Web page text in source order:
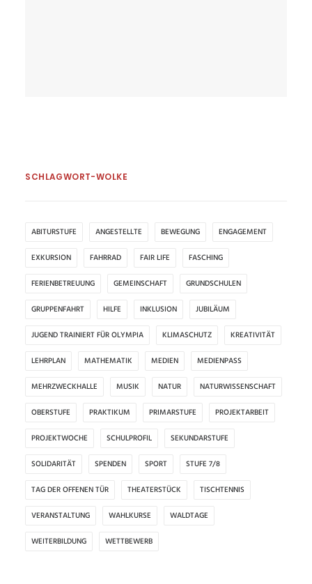
SCHLAGWORT-WOLKE
ABITURSTUFE ANGESTELLTE BEWEGUNG ENGAGEMENT
EXKURSION FAHRRAD FAIR LIFE FASCHING
FERIENBETREUUNG GEMEINSCHAFT GRUNDSCHULEN
GRUPPENFAHRT HILFE INKLUSION JUBILÄUM
JUGEND TRAINIERT FÜR OLYMPIA KLIMASCHUTZ KREATIVITÄT
LEHRPLAN MATHEMATIK MEDIEN MEDIENPASS
MEHRZWECKHALLE MUSIK NATUR NATURWISSENSCHAFT
OBERSTUFE PRAKTIKUM PRIMARSTUFE PROJEKTARBEIT
PROJEKTWOCHE SCHULPROFIL SEKUNDARSTUFE
SOLIDARITÄT SPENDEN SPORT STUFE 7/8
TAG DER OFFENEN TÜR THEATERSTÜCK TISCHTENNIS
VERANSTALTUNG WAHLKURSE WALDTAGE
WEITERBILDUNG WETTBEWERB